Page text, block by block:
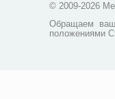
© 2009-2026
Обращаем
положениями